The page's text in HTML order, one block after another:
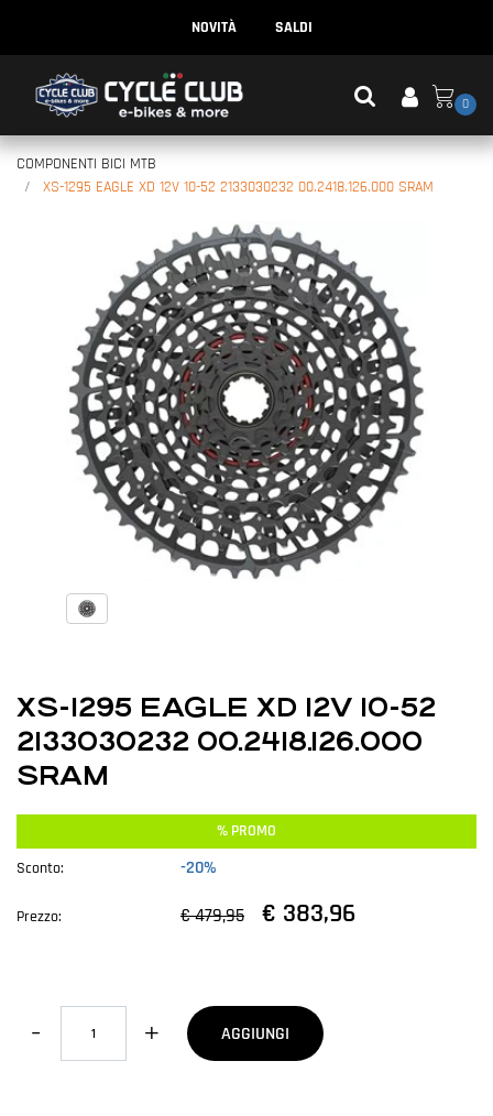
NOVITÀ SALDI
0
COMPONENTI BICI MTB
XS-1295 EAGLE XD 12V 10-52 2133030232 00.2418.126.000 SRAM
XS-1295 EAGLE XD 12V 10-52
2133030232 00.2418.126.000
SRAM
% PROMO
Sconto:
-20%
Prezzo: € 479,95 € 383,96
Quantità
AGGIUNGI